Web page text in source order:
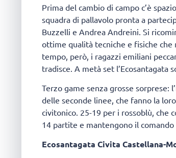
Prima del cambio di campo c’è
squadra di pallavolo pronta a
Buzzelli e Andrea Andreini. Si
ottime qualità tecniche e fisiche
tempo, però, i ragazzi emiliani
tradisce. A metà set l’Ecosantagata
Terzo game senza grosse sorprese:
delle seconde linee, che fanno la
civitonico. 25-19 per i rossoblù, che
14 partite e mantengono il comando
Ecosantagata Civita Castellana-